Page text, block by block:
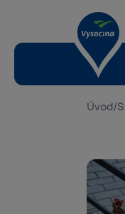
Úvod/